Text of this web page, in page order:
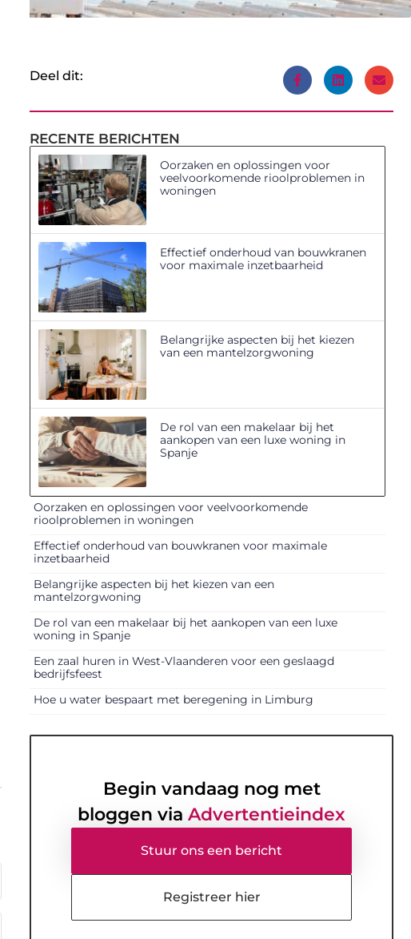
Deel dit:
RECENTE BERICHTEN
Oorzaken en oplossingen voor
veelvoorkomende rioolproblemen in
woningen
Effectief onderhoud van bouwkranen
voor maximale inzetbaarheid
Belangrijke aspecten bij het kiezen
van een mantelzorgwoning
De rol van een makelaar bij het
aankopen van een luxe woning in
Spanje
Oorzaken en oplossingen voor veelvoorkomende
rioolproblemen in woningen
Effectief onderhoud van bouwkranen voor maximale
inzetbaarheid
Belangrijke aspecten bij het kiezen van een
mantelzorgwoning
De rol van een makelaar bij het aankopen van een luxe
woning in Spanje
Een zaal huren in West-Vlaanderen voor een geslaagd
bedrijfsfeest
Hoe u water bespaart met beregening in Limburg
Begin vandaag nog met
bloggen via Advertentieindex
Stuur ons een bericht
Registreer hier